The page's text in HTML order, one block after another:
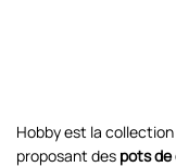
Hobby est la
proposant des pots